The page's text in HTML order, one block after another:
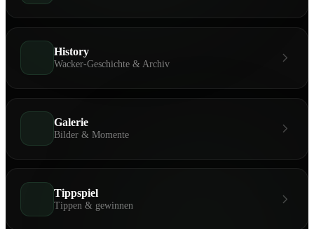
History
Wacker-Geschichte & Archiv
Galerie
Bilder & Momente
Tippspiel
Tippen & gewinnen